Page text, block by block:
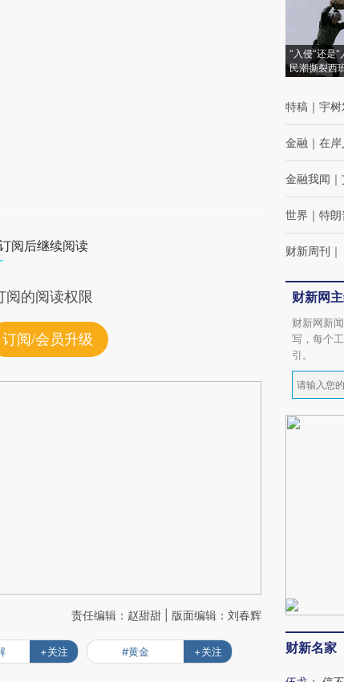
阅后继续阅读
的阅读权限
订阅/会员升级
责任编辑：赵甜甜 | 版面编辑：刘春辉
+关注 #黄金 +关注
“入侵”还是
民潮撕裂西
特稿 ｜ 宇
金融 ｜ 在
金融我闻 ｜
世界 ｜ 特朗
财新周刊 ｜
财新网
财新网新
写，每个
引。
财新名家